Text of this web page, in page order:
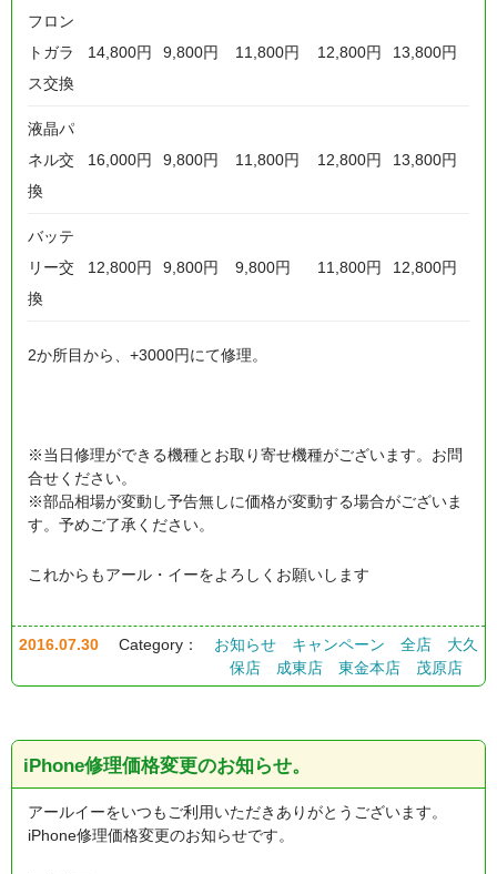
フロン
トガラ
ス交換
14,800円 9,800円 11,800円 12,800円 13,800円
液晶パ
ネル交
換
16,000円 9,800円 11,800円 12,800円 13,800円
バッテ
リー交
換
12,800円 9,800円 9,800円 11,800円 12,800円
2か所目から、+3000円にて修理。
※当日修理ができる機種とお取り寄せ機種がございます。お問
合せください。
※部品相場が変動し予告無しに価格が変動する場合がございま
す。予めご了承ください。
これからもアール・イーをよろしくお願いします
2016.07.30 Category： お知らせ キャンペーン 全店
大久
保店
成東店 東金本店 茂原店
iPhone修理価格変更のお知らせ。
アールイーをいつもご利用いただきありがとうございます。
iPhone修理価格変更のお知らせです。